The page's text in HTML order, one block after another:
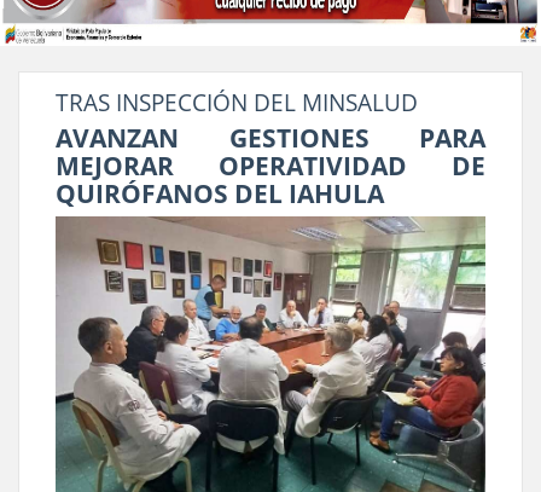
TRAS INSPECCIÓN DEL MINSALUD
AVANZAN GESTIONES PARA
MEJORAR OPERATIVIDAD DE
QUIRÓFANOS DEL IAHULA